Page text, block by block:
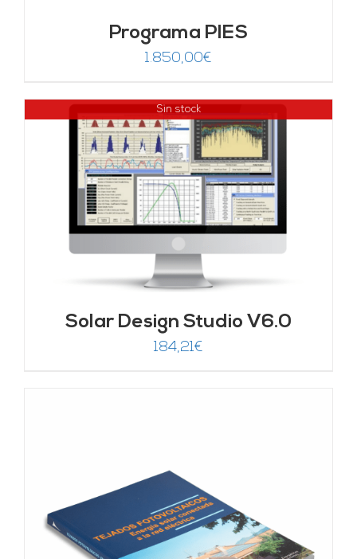
Programa PIES
1.850,00€
Sin stock
Solar Design Studio V6.0
184,21€